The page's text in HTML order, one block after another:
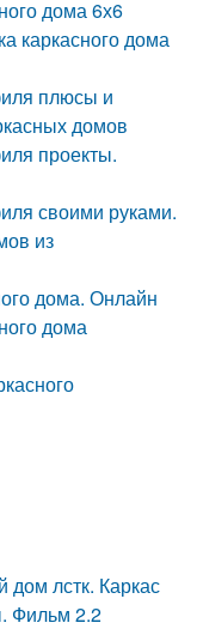
дома 6х6
каркасного дома
плюсы и
домов
проекты.
своими руками.
из
дома. Онлайн
дома
дом лстк. Каркас
Фильм 2.2